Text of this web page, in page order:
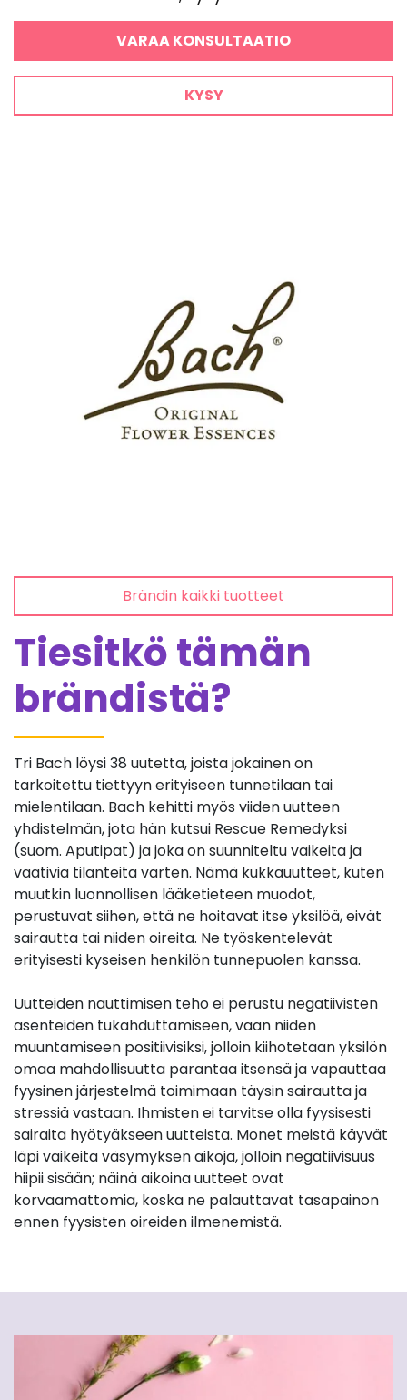
VARAA KONSULTAATIO
KYSY
Brändin kaikki tuotteet
Tiesitkö tämän
brändistä?
Tri Bach löysi 38 uutetta, joista jokainen on
tarkoitettu tiettyyn erityiseen tunnetilaan tai
mielentilaan. Bach kehitti myös viiden uutteen
yhdistelmän, jota hän kutsui Rescue Remedyksi
(suom. Aputipat) ja joka on suunniteltu vaikeita ja
vaativia tilanteita varten. Nämä kukkauutteet, kuten
muutkin luonnollisen lääketieteen muodot,
perustuvat siihen, että ne hoitavat itse yksilöä, eivät
sairautta tai niiden oireita. Ne työskentelevät
erityisesti kyseisen henkilön tunnepuolen kanssa.
Uutteiden nauttimisen teho ei perustu negatiivisten
asenteiden tukahduttamiseen, vaan niiden
muuntamiseen positiivisiksi, jolloin kiihotetaan yksilön
omaa mahdollisuutta parantaa itsensä ja vapauttaa
fyysinen järjestelmä toimimaan täysin sairautta ja
stressiä vastaan. Ihmisten ei tarvitse olla fyysisesti
sairaita hyötyäkseen uutteista. Monet meistä käyvät
läpi vaikeita väsymyksen aikoja, jolloin negatiivisuus
hiipii sisään; näinä aikoina uutteet ovat
korvaamattomia, koska ne palauttavat tasapainon
ennen fyysisten oireiden ilmenemistä.